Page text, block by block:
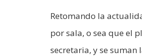
Retomando la
por sala, o sea que el
secretaria, y se